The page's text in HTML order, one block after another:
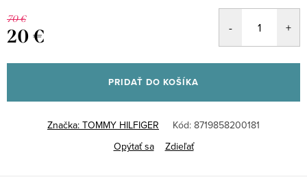
70 €
20 €
cena:
PRIDAŤ DO KOŠÍKA
Značka: TOMMY HILFIGER Kód: 8719858200181
Opýtať sa
Zdieľať